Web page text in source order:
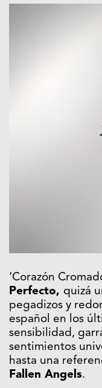
‘Corazón
Perfecto, quizá
pegadizos y
español en los
sensibilidad,
sentimientos
hasta una
Fallen Angels.